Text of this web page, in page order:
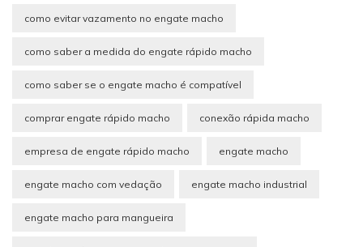
como evitar vazamento no engate macho
como saber a medida do engate rápido macho
como saber se o engate macho é compatível
comprar engate rápido macho conexão rápida macho
empresa de engate rápido macho engate macho
engate macho com vedação engate macho industrial
engate macho para mangueira